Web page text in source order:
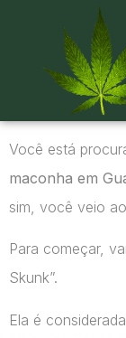
Você está
maconha em
sim, você veio
Para começar,
Skunk”.
Ela é